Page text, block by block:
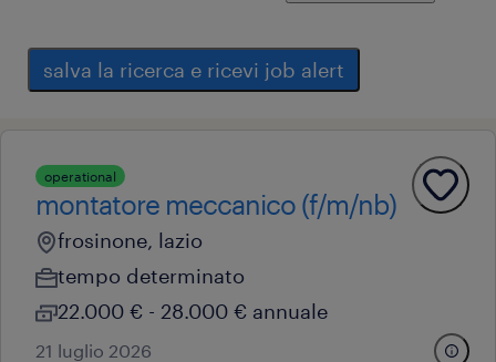
salva la ricerca e ricevi job alert
operational
montatore meccanico (f/m/nb)
frosinone, lazio
tempo determinato
22.000 € - 28.000 € annuale
21 luglio 2026